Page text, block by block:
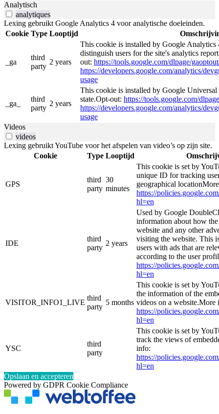
Analytisch
analytiques
Lexing gebruikt Google Analytics 4 voor analytische doeleinden.
Cookie Type Looptijd
_ga
third
party
2 years
This cookie is installed by Google Analytics
distinguish users for the site's analytics
out: https://tools.google.com/dlpage/
https://developers.google.com/analytics/
usage
_ga_
third
party
2 years
This cookie is installed by Google Universal
state.Opt-out: https://tools.google.com/
https://developers.google.com/analytics/
usage
Videos
videos
Lexing gebruikt YouTube voor het afspelen van video’s op zijn site.
Cookie
Type Looptijd
GPS
third
party
30
minutes
This cookie is set by
unique ID for tracking
geographical
https://
hl=en
IDE
third
party
2 years
Used by Google
information about how the
website and any other
visiting the website. This
users with ads that are
according to the user
https://
hl=en
VISITOR_INFO1_LIVE
third
party
5 months
This cookie is set by
the information of the
videos on a website.More
https://
hl=en
YSC
third
party
This cookie is set by
track the views of
info:
https://
hl=en
Opslaan en accepteren
Powered by GDPR Cookie Compliance